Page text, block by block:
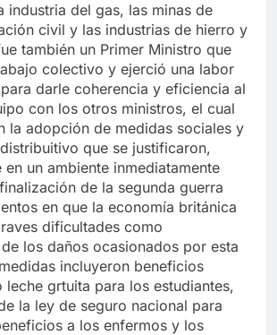
industria del gas, las minas de
civil y las industrias de hierro y
también un Primer Ministro que
colectivo y ejerció una labor
darle coherencia y eficiencia al
con los otros ministros, el cual
la adopción de medidas sociales y
que se justificaron,
en un ambiente inmediatamente
de la segunda guerra
en que la economía británica
dificultades como
los daños ocasionados por esta
incluyeron beneficios
leche grtuita para los estudiantes,
la ley de seguro nacional para
a los enfermos y los